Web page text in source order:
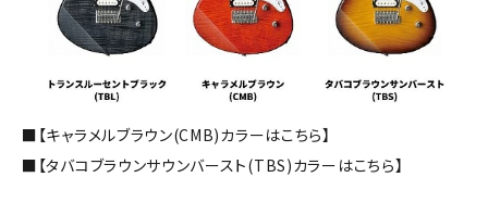
■【キャラメルブラウン(CMB)カラーはこちら】
■【タバコブラウンサウンバースト(TBS)カラーはこちら】